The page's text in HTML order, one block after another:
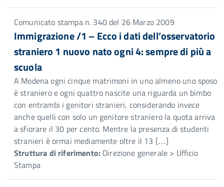
Comunicato stampa n. 340 del 26 Marzo 2009
Immigrazione /1 – Ecco i dati dell’osservatorio
straniero 1 nuovo nato ogni 4: sempre di più a
scuola
A Modena ogni cinque matrimoni in uno almeno uno sposo
è straniero e ogni quattro nascite una riguarda un bimbo
con entrambi i genitori stranieri, considerando invece
anche quelli con solo un genitore straniero la quota arriva
a sfiorare il 30 per cento. Mentre la presenza di studenti
stranieri è ormai mediamente oltre il 13 […]
Struttura di riferimento: Direzione generale > Ufficio
Stampa